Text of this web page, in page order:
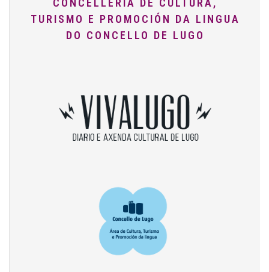
CONCELLERÍA DE CULTURA,
TURISMO E PROMOCIÓN DA LINGUA
DO CONCELLO DE LUGO